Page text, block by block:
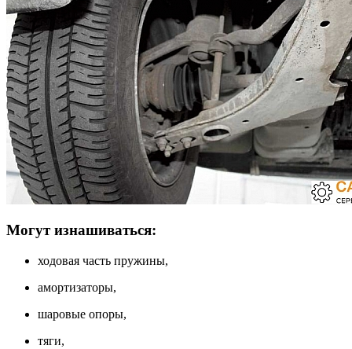
Могут изнашиваться:
ходовая часть пружины,
амортизаторы,
шаровые опоры,
тяги,